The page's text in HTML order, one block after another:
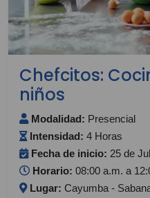
Chefcitos:
niños
Modalidad: Presencial
Intensidad: 4 Horas
Fecha de inicio: 25 de
Horario: 08:00 a.m. a
Lugar: Cayumba -